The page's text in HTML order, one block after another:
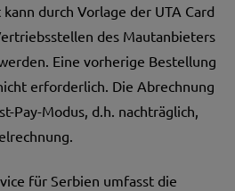
durch Vorlage der UTA Card
des Mautanbieters
Eine vorherige Bestellung
erforderlich. Die Abrechnung
Pay-Modus, d.h. nachträglich,
für Serbien umfasst die